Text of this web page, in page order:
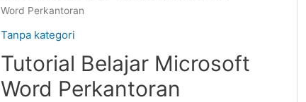
Word Perkantoran
Tanpa kategori
Tutorial Belajar Microsoft
Word Perkantoran